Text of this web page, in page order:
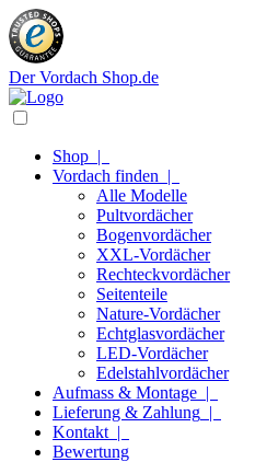
Der Vordach Shop.de
Shop |
Vordach finden |
Alle Modelle
Pultvordächer
Bogenvordächer
XXL-Vordächer
Rechteckvordächer
Seitenteile
Nature-Vordächer
Echtglasvordächer
LED-Vordächer
Edelstahlvordächer
Aufmass & Montage |
Lieferung & Zahlung |
Kontakt |
Bewertung